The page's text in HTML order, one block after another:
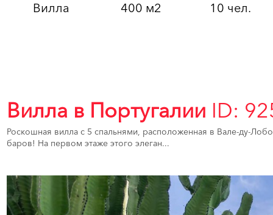
Вилла 400 м2 10 чел.
Вилла в Португалии ID:
Роскошная вилла с 5 спальнями, расположенная в Вале-ду-
баров! На первом этаже этого элеган...